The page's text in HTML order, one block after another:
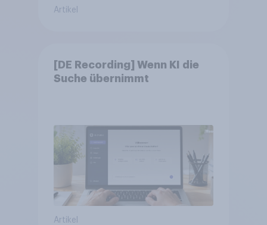
Artikel
[DE Recording] Wenn KI die
Suche übernimmt
Artikel